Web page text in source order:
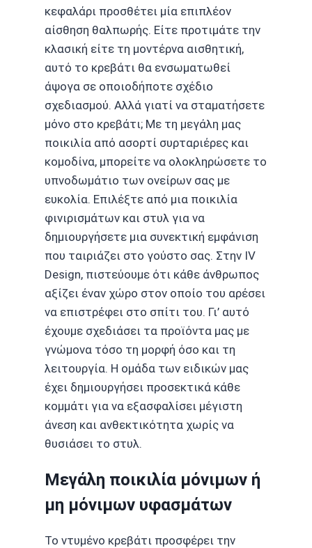
κεφαλάρι προσθέτει μία επιπλέον
αίσθηση θαλπωρής. Είτε προτιμάτε την
κλασική είτε τη μοντέρνα αισθητική,
αυτό το κρεβάτι θα ενσωματωθεί
άψογα σε οποιοδήποτε σχέδιο
σχεδιασμού. Αλλά γιατί να σταματήσετε
μόνο στο κρεβάτι; Με τη μεγάλη μας
ποικιλία από ασορτί συρταριέρες και
κομοδίνα, μπορείτε να ολοκληρώσετε το
υπνοδωμάτιο των ονείρων σας με
ευκολία. Επιλέξτε από μια ποικιλία
φινιρισμάτων και στυλ για να
δημιουργήσετε μια συνεκτική εμφάνιση
που ταιριάζει στο γούστο σας. Στην IV
Design, πιστεύουμε ότι κάθε άνθρωπος
αξίζει έναν χώρο στον οποίο του αρέσει
να επιστρέφει στο σπίτι του. Γι’ αυτό
έχουμε σχεδιάσει τα προϊόντα μας με
γνώμονα τόσο τη μορφή όσο και τη
λειτουργία. Η ομάδα των ειδικών μας
έχει δημιουργήσει προσεκτικά κάθε
κομμάτι για να εξασφαλίσει μέγιστη
άνεση και ανθεκτικότητα χωρίς να
θυσιάσει το στυλ.
Μεγάλη ποικιλία μόνιμων ή
μη μόνιμων υφασμάτων
Το ντυμένο κρεβάτι προσφέρει την